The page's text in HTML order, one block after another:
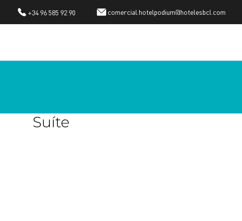
+34 96 585 92 90 comercial.hotelpodium@hotelesbcl.com
Suíte